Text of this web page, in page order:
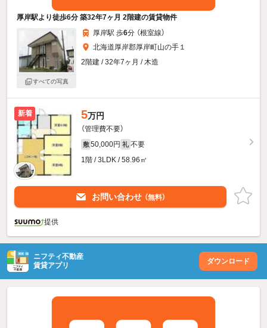
厚岸駅より徒歩6分 築32年7ヶ月 2階建の賃貸物件
すべての写真
厚岸駅 歩6分 （根室線）
北海道厚岸郡厚岸町山の手１
2階建 / 32年7ヶ月 / 木造
新着 5万円
（管理費不要）
敷 50,000円 礼 不要
1階 / 3LDK / 58.96㎡
お問い合わせ （無料）
提供
ニフティ不動産
賃貸アプリ
ダウンロード